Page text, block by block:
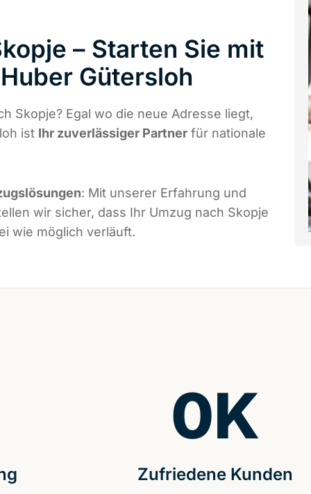
– Starten Sie mit
Gütersloh
Skopje? Egal wo die neue Adresse liegt,
ist Ihr zuverlässiger Partner für nationale
: Mit unserer Erfahrung und
wir sicher, dass Ihr Umzug nach Skopje
wie möglich verläuft.
Zufriedene Kunden
0K